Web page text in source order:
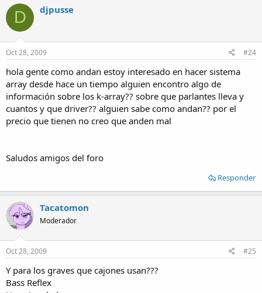
D djpusse
Oct 28, 2009 #24
hola gente como andan estoy interesado en hacer sistema
array desde hace un tiempo alguien encontro algo de
información sobre los k-array?? sobre que parlantes lleva y
cuantos y que driver?? alguien sabe como andan?? por el
precio que tienen no creo que anden mal
Saludos amigos del foro
Responder
Tacatomon
Moderador
Oct 28, 2009 #25
Y para los graves que cajones usan???
Bass Reflex